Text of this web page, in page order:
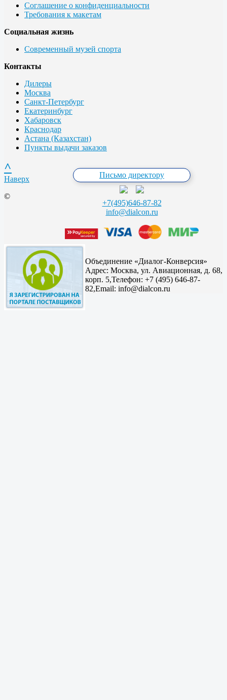
Соглашение о конфиденциальности
Требования к макетам
Социальная жизнь
Современный музей спорта
Контакты
Дилеры
Москва
Санкт-Петербург
Екатеринбург
Хабаровск
Краснодар
Астана (Казахстан)
Пункты выдачи заказов
Письмо директору
+7(495)646-87-82
info@dialcon.ru
^
Наверх
©
Объединение «Диалог-Конверсия»
Адрес: Москва, ул. Авиационная, д. 68,
корп. 5,Телефон: +7 (495) 646-87-
82,Email: info@dialcon.ru